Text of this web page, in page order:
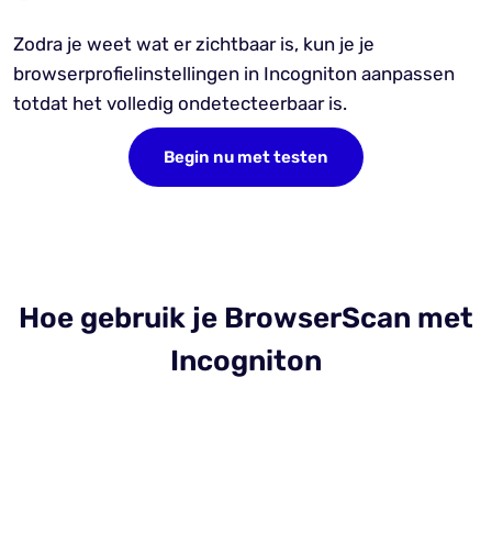
Zodra je weet wat er zichtbaar is, kun je je
browserprofielinstellingen in Incogniton aanpassen
totdat het volledig ondetecteerbaar is.
Begin nu met testen
Hoe gebruik je BrowserScan met
Incogniton